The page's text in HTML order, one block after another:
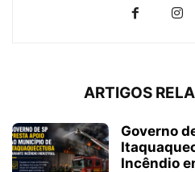
ARTIGOS
Governo
Incêndio